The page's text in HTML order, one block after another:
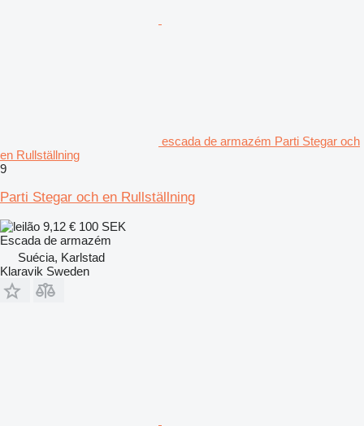
escada de armazém Parti Stegar och
en Rullställning
9
Parti Stegar och en Rullställning
9,12 € 100 SEK
Escada de armazém
Suécia, Karlstad
Klaravik Sweden